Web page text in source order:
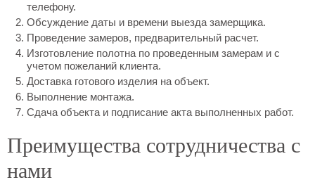
телефону.
Обсуждение даты и времени выезда замерщика.
Проведение замеров, предварительный расчет.
Изготовление полотна по проведенным замерам и с
учетом пожеланий клиента.
Доставка готового изделия на объект.
Выполнение монтажа.
Сдача объекта и подписание акта выполненных работ.
Преимущества сотрудничества с
нами